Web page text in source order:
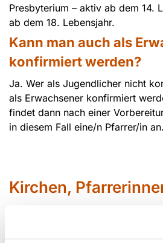
Presbyterium – aktiv ab dem 14.
ab dem 18. Lebensjahr.
Kann man auch als
konfirmiert werden?
Ja. Wer als Jugendlicher nicht
als Erwachsener konfirmiert
findet dann nach einer
in diesem Fall eine/n Pfarrer/in an.
Kirchen,